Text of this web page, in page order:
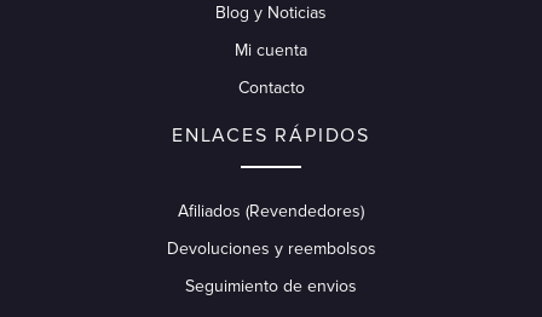
Blog y Noticias
Mi cuenta
Contacto
ENLACES RÁPIDOS
Afiliados (Revendedores)
Devoluciones y reembolsos
Seguimiento de envios